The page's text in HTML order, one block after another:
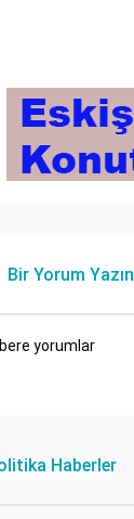
Bir Yorum Yazın
yorumlar
Haberler